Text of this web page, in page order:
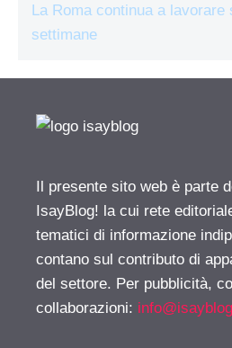
La Roma continua a
settimane
Il presente sito web è parte
IsayBlog! la cui rete
tematici di informazione
contano sul contributo di
del settore. Per pubblicità,
collaborazioni: